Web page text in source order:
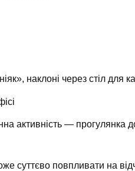
наклоні через стіл для
активність — прогулянка
суттєво повпливати на